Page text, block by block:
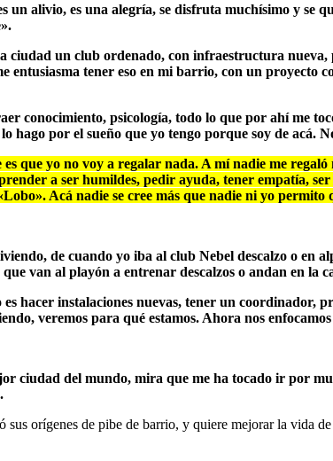
un alivio, es una alegría, se disfruta muchísimo y
un club ordenado, con infraestructura
entusiasma tener eso en mi barrio, con un
conocimiento, psicología, todo lo que por ahí me
hago por el sueño que yo tengo porque soy de acá.
que yo no voy a regalar nada. A mí nadie me
a ser humildes, pedir ayuda, tener empatía,
Acá nadie se cree más que nadie ni yo permito
de cuando yo iba al club Nebel descalzo o en
van al playón a entrenar descalzos o andan en la
hacer instalaciones nuevas, tener un coordinador,
veremos para qué estamos. Ahora nos
ciudad del mundo, mira que me ha tocado ir por
sus orígenes de pibe de barrio, y quiere mejorar la vida